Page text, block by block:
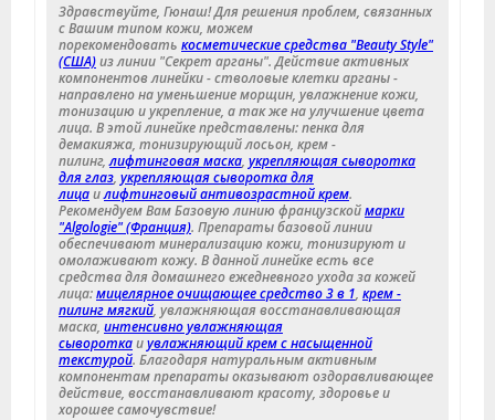
Здравствуйте, Гюнаш! Для решения проблем, связанных
с Вашим типом кожи, можем
порекомендовать косметические средства "Beauty Style"
(США)из линии "Секрет арганы". Действие активных
компонентов линейки - стволовые клетки арганы -
направлено на уменьшение морщин, увлажнение кожи,
тонизацию и укрепление, а так же на улучшение цвета
лица. В этой линейке представлены: пенка для
демакияжа, тонизирующий лосьон, крем -
пилинг,лифтинговая маска, укрепляющая сыворотка
для глаз, укрепляющая сыворотка для
лицаилифтинговый антивозрастной крем.
Рекомендуем Вам Базовую линию французскоймарки
"Algologie" (Франция). Препараты базовой линии
обеспечивают минерализацию кожи, тонизируют и
омолаживают кожу. В данной линейке есть все
средства для домашнего ежедневного ухода за кожей
лица:мицелярное очищающее средство 3 в 1, крем -
пилинг мягкий, увлажняющая восстанавливающая
маска, интенсивно увлажняющая
сывороткаиувлажняющий крем с насыщенной
текстурой. Благодаря натуральным активным
компонентам препараты оказывают оздоравливающее
действие, восстанавливают красоту, здоровье и
хорошее самочувствие!